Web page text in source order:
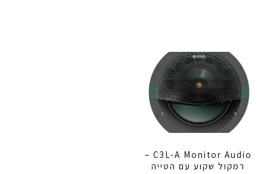
C3L-A Monitor Audio –
רמקול שקוע עם הטייה